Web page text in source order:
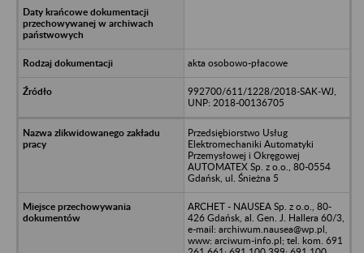
akta osobowo-płacowe
992700/611/1228/2018-SAK-WJ,
UNP: 2018-00136705
Przedsiębiorstwo Usług
Elektromechaniki Automatyki
Przemysłowej i Okręgowej
AUTOMATEX Sp. z o.o., 80-0554
Gdańsk, ul. Śnieżna 5
ARCHET - NAUSEA Sp. z o.o., 80-
426 Gdańsk, al. Gen. J. Hallera 60/3,
e-mail: archiwum.nausea@wp.pl,
www: arciwum-info.pl; tel. kom. 691